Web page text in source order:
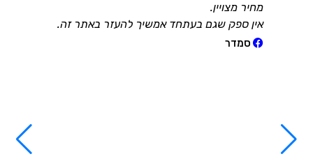
מחיר מצויין.
אין ספק שגם בעתחד אמשיך להעזר באתר זה.
סמדר